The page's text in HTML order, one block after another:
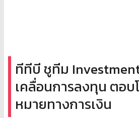
ทีทีบี ชูทีม
เคลื่อนการลงทุน ตอบ
หมายทางการเงิน